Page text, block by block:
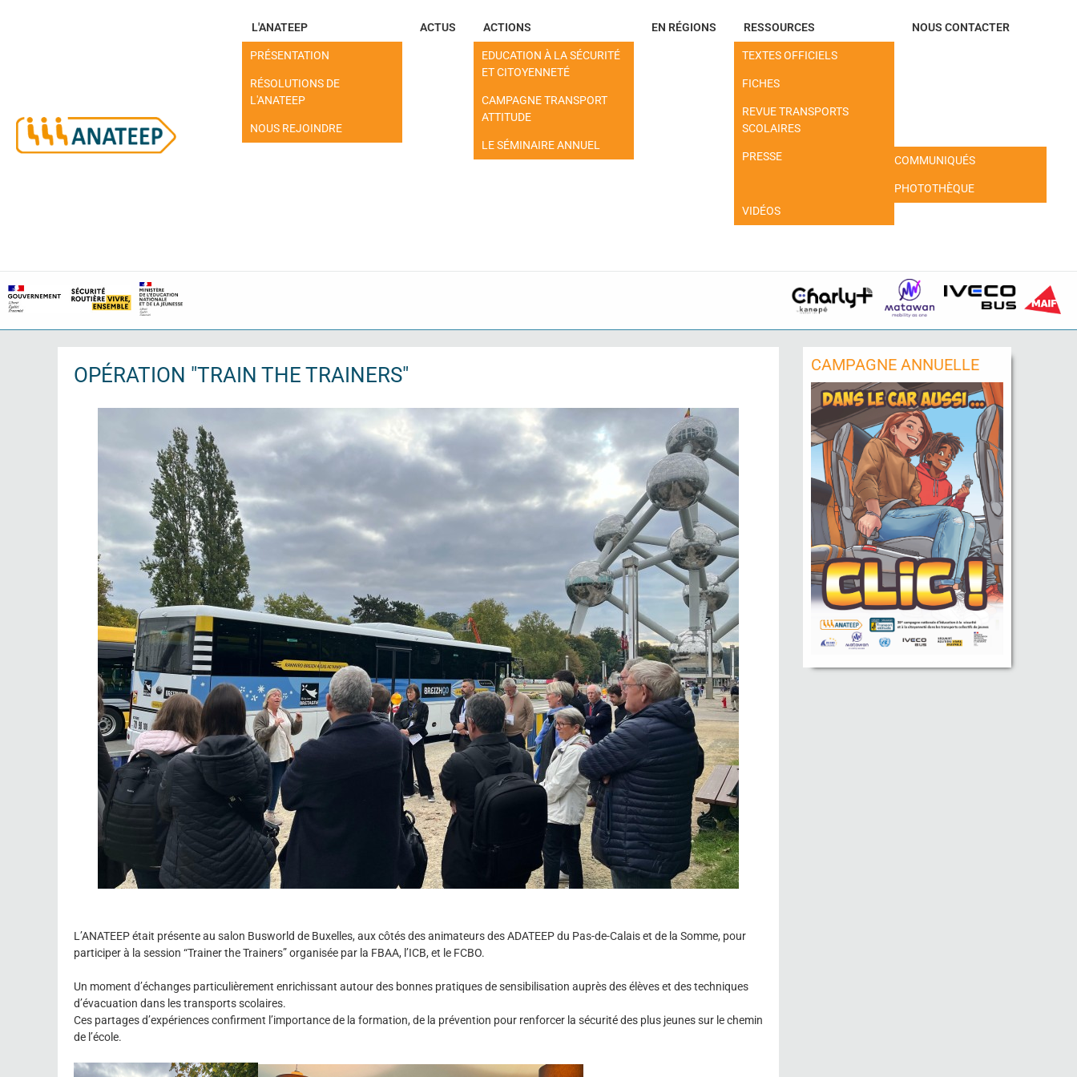
L'ANATEEP
PRÉSENTATION
RÉSOLUTIONS DE
L'ANATEEP
NOUS REJOINDRE
ACTUS ACTIONS
EDUCATION À LA SÉCURITÉ
ET CITOYENNETÉ
CAMPAGNE TRANSPORT
ATTITUDE
LE SÉMINAIRE ANNUEL
EN RÉGIONS RESSOURCES
TEXTES OFFICIELS
FICHES
REVUE TRANSPORTS
SCOLAIRES
PRESSE COMMUNIQUÉS
PHOTOTHÈQUE
VIDÉOS
NOUS CONTACTER
OPÉRATION "TRAIN THE TRAINERS"
L’ANATEEP était présente au salon Busworld de Buxelles, aux côtés des animateurs des ADATEEP du Pas-de-Calais et de la Somme, pour
participer à la session “Trainer the Trainers” organisée par la FBAA, l’ICB, et le FCBO.
Un moment d’échanges particulièrement enrichissant autour des bonnes pratiques de sensibilisation auprès des élèves et des techniques
d’évacuation dans les transports scolaires.
Ces partages d’expériences confirment l’importance de la formation, de la prévention pour renforcer la sécurité des plus jeunes sur le chemin
de l’école.
CAMPAGNE ANNUELLE